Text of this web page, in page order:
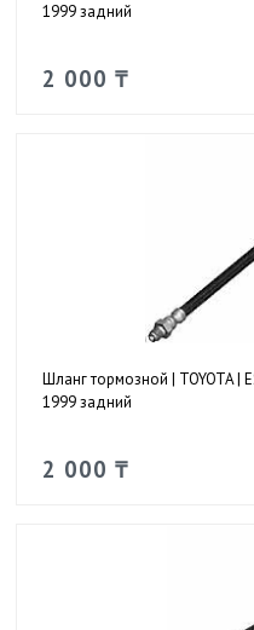
1999 задний
2 000 ₸
Шланг тормозной | TOYOTA |
1999 задний
2 000 ₸